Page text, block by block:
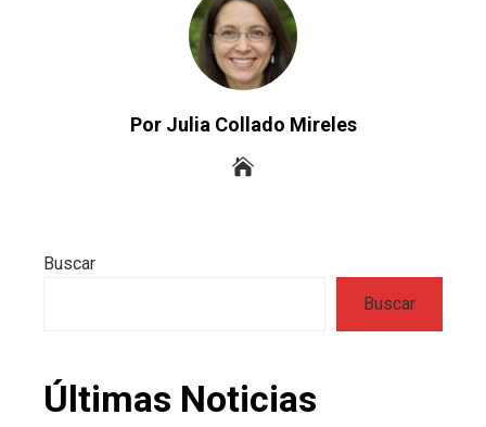
Por Julia Collado Mireles
Buscar
Buscar
Últimas Noticias